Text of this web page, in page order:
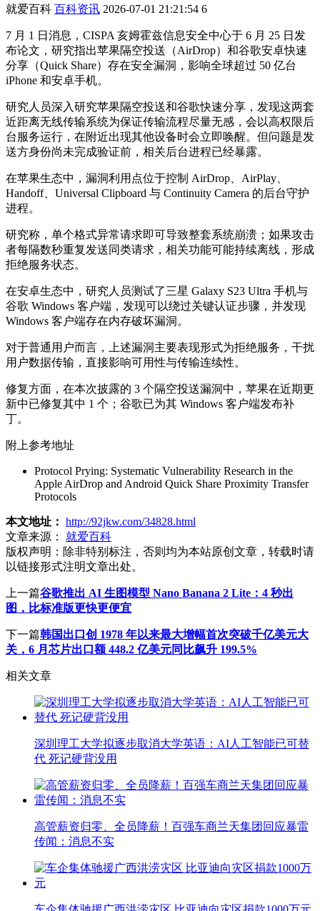
就爱百科 百科资讯 2026-07-01 21:21:54 6
7 月 1 日消息，CISPA 亥姆霍兹信息安全中心于 6 月 25 日发
布论文，研究指出苹果隔空投送（AirDrop）和谷歌安卓快速
分享（Quick Share）存在安全漏洞，影响全球超过 50 亿台
iPhone 和安卓手机。
研究人员深入研究苹果隔空投送和谷歌快速分享，发现这两套
近距离无线传输系统为保证传输流程尽量无感，会以高权限后
台服务运行，在附近出现其他设备时会立即唤醒。但问题是发
送方身份尚未完成验证前，相关后台进程已经暴露。
在苹果生态中，漏洞利用点位于控制 AirDrop、AirPlay、
Handoff、Universal Clipboard 与 Continuity Camera 的后台守护
进程。
研究称，单个格式异常请求即可导致整套系统崩溃；如果攻击
者每隔数秒重复发送同类请求，相关功能可能持续离线，形成
拒绝服务状态。
在安卓生态中，研究人员测试了三星 Galaxy S23 Ultra 手机与
谷歌 Windows 客户端，发现可以绕过关键认证步骤，并发现
Windows 客户端存在内存破坏漏洞。
对于普通用户而言，上述漏洞主要表现形式为拒绝服务，干扰
用户数据传输，直接影响可用性与传输连续性。
修复方面，在本次披露的 3 个隔空投送漏洞中，苹果在近期更
新中已修复其中 1 个；谷歌已为其 Windows 客户端发布补
丁。
附上参考地址
Protocol Prying: Systematic Vulnerability Research in the
Apple AirDrop and Android Quick Share Proximity Transfer
Protocols
本文地址： http://92jkw.com/34828.html
文章来源：
就爱百科
版权声明： 除非特别标注，否则均为本站原创文章，转载时请
以链接形式注明文章出处。
上一篇谷歌推出 AI 生图模型 Nano Banana 2 Lite：4 秒出
图，比标准版更快更便宜
下一篇韩国出口创 1978 年以来最大增幅首次突破千亿美元大
关，6 月芯片出口额 448.2 亿美元同比飙升 199.5%
相关文章
深圳理工大学拟逐步取消大学英语：AI人工智能已可替
代 死记硬背没用
高管薪资归零、全员降薪！百强车商兰天集团回应暴雷
传闻：消息不实